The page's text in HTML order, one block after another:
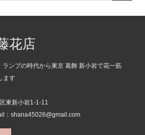
花店
ンプの時代から東京 葛飾 新小岩で花一筋
ます
東新小岩1-1-11
shana45026@gmail.com